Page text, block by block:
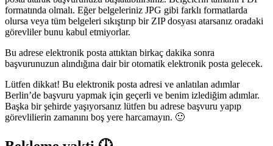
formatında olmalı. Eğer belgeleriniz JPG gibi farklı formatlarda
olursa veya tüm belgeleri sıkıştırıp bir ZIP dosyası atarsanız oradaki
görevliler bunu kabul etmiyorlar.
Bu adrese elektronik posta attıktan birkaç dakika sonra
başvurunuzun alındığına dair bir otomatik elektronik posta gelecek.
Lütfen dikkat! Bu elektronik posta adresi ve anlatılan adımlar
Berlin’de başvuru yapmak için geçerli ve benim izlediğim adımlar.
Başka bir şehirde yaşıyorsanız lütfen bu adrese başvuru yapıp
görevlilierin zamanını boş yere harcamayın. 🙂